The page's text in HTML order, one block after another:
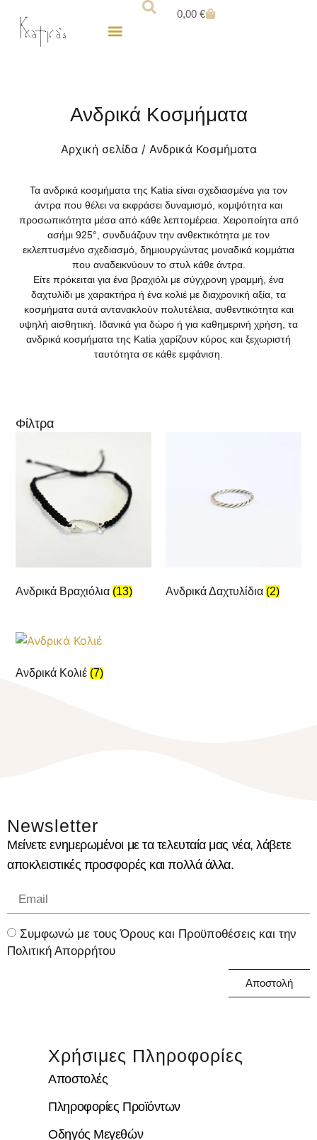
0,00 €
Ανδρικά Κοσμήματα
Αρχική σελίδα/ Ανδρικά Κοσμήματα
Τα ανδρικά κοσμήματα της Katia είναι σχεδιασμένα για τον
άντρα που θέλει να εκφράσει δυναμισμό, κομψότητα και
προσωπικότητα μέσα από κάθε λεπτομέρεια. Χειροποίητα από
ασήμι 925°, συνδυάζουν την ανθεκτικότητα με τον
εκλεπτυσμένο σχεδιασμό, δημιουργώντας μοναδικά κομμάτια
που αναδεικνύουν το στυλ κάθε άντρα.
Είτε πρόκειται για ένα βραχιόλι με σύγχρονη γραμμή, ένα
δαχτυλίδι με χαρακτήρα ή ένα κολιέ με διαχρονική αξία, τα
κοσμήματα αυτά αντανακλούν πολυτέλεια, αυθεντικότητα και
υψηλή αισθητική. Ιδανικά για δώρο ή για καθημερινή χρήση, τα
ανδρικά κοσμήματα της Katia χαρίζουν κύρος και ξεχωριστή
ταυτότητα σε κάθε εμφάνιση.
Φίλτρα
Ανδρικά Βραχιόλια (13) Ανδρικά Δαχτυλίδια (2)
Ανδρικά Κολιέ (7)
Newsletter
Μείνετε ενημερωμένοι με τα τελευταία μας νέα, λάβετε
αποκλειστικές προσφορές και πολλά άλλα.
Συμφωνώ με τους Όρους και Προϋποθέσεις και την
Πολιτική Απορρήτου
Αποστολή
Χρήσιμες Πληροφορίες
Αποστολές
Πληροφορίες Προϊόντων
Οδηγός Μεγεθών